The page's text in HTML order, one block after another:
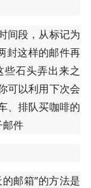
间段，从标记为
封这样的邮件再
石头弄出来之
可以利用下次会
、排队买咖啡的
邮件
邮箱”的方法是